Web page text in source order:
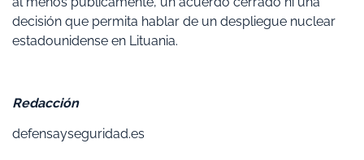
decisión que permita hablar de un despliegue nuclear
estadounidense en Lituania.
Redacción
defensayseguridad.es